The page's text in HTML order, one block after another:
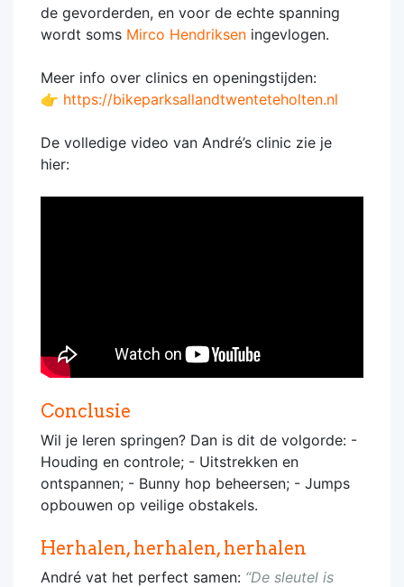
de gevorderden, en voor de echte spanning
wordt soms Mirco Hendriksen ingevlogen.
Meer info over clinics en openingstijden:
👉 https://bikeparksallandtwenteteholten.nl
De volledige video van André’s clinic zie je
hier:
Conclusie
Wil je leren springen? Dan is dit de volgorde: -
Houding en controle; - Uitstrekken en
ontspannen; - Bunny hop beheersen; - Jumps
opbouwen op veilige obstakels.
Herhalen, herhalen, herhalen
André vat het perfect samen: “De sleutel is